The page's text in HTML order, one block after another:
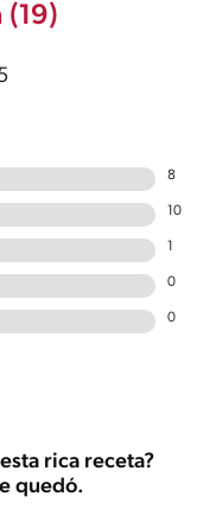
(19)
8
10
1
0
0
rica receta?
quedó.